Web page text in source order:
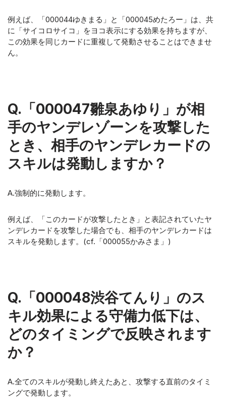
例えば、「000044ゆきまる」と「000045めたろー」は、共
に「サイコロサイコ」をヨコ表示にする効果を持ちますが、
この効果を同じカードに重複して発動させることはできませ
ん。
Q.「000047雛泉あゆり」が相
手のヤンデレゾーンを攻撃した
とき、相手のヤンデレカードの
スキルは発動しますか？
A.強制的に発動します。
例えば、「このカードが攻撃したとき」と表記されていたヤ
ンデレカードを攻撃した場合でも、相手のヤンデレカードは
スキルを発動します。(cf.「000055かみさま」)
Q.「000048渋谷てんり」のス
キル効果による守備力低下は、
どのタイミングで反映されます
か？
A.全てのスキルが発動し終えたあと、攻撃する直前のタイミ
ングで発動します。